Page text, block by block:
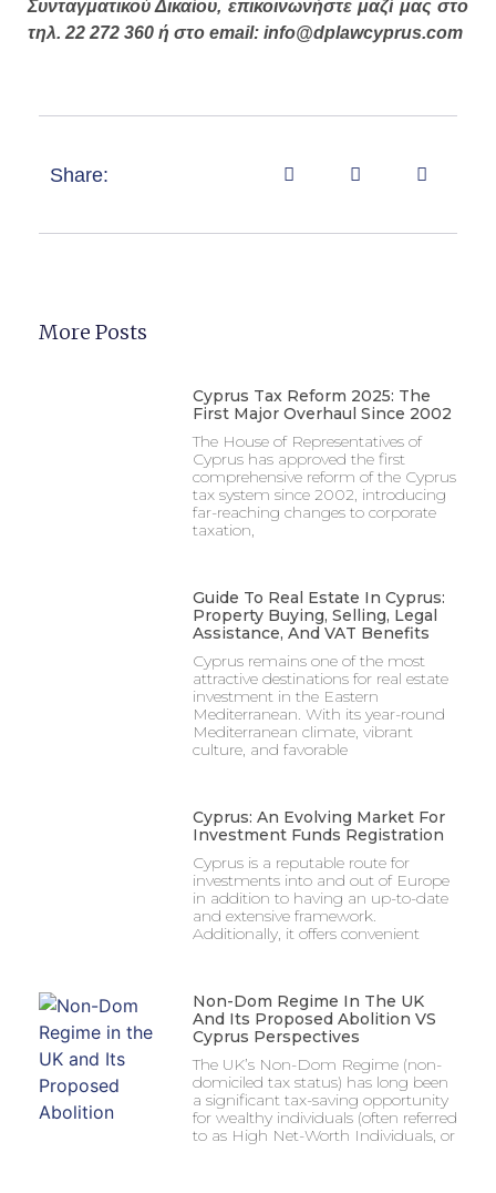
Συνταγματικού Δικαίου, επικοινωνήστε μαζί μας στο
τηλ. 22 272 360 ή στο email: info@dplawcyprus.com
Share:
More Posts
Cyprus Tax Reform 2025: The
First Major Overhaul Since 2002
The House of Representatives of
Cyprus has approved the first
comprehensive reform of the Cyprus
tax system since 2002, introducing
far-reaching changes to corporate
taxation,
Guide To Real Estate In Cyprus:
Property Buying, Selling, Legal
Assistance, And VAT Benefits
Cyprus remains one of the most
attractive destinations for real estate
investment in the Eastern
Mediterranean. With its year-round
Mediterranean climate, vibrant
culture, and favorable
Cyprus: An Evolving Market For
Investment Funds Registration
Cyprus is a reputable route for
investments into and out of Europe
in addition to having an up-to-date
and extensive framework.
Additionally, it offers convenient
Non-Dom Regime In The UK
And Its Proposed Abolition VS
Cyprus Perspectives
The UK’s Non-Dom Regime (non-
domiciled tax status) has long been
a significant tax-saving opportunity
for wealthy individuals (often referred
to as High Net-Worth Individuals, or